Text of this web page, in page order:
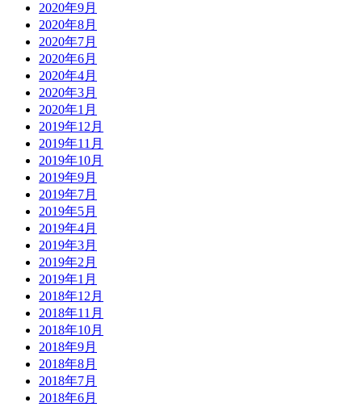
2020年9月
2020年8月
2020年7月
2020年6月
2020年4月
2020年3月
2020年1月
2019年12月
2019年11月
2019年10月
2019年9月
2019年7月
2019年5月
2019年4月
2019年3月
2019年2月
2019年1月
2018年12月
2018年11月
2018年10月
2018年9月
2018年8月
2018年7月
2018年6月